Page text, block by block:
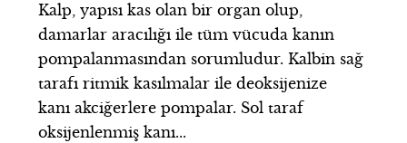
Kalp, yapısı kas olan bir organ olup,
damarlar aracılığı ile tüm vücuda kanın
pompalanmasından sorumludur. Kalbin sağ
tarafı ritmik kasılmalar ile deoksijenize
kanı akciğerlere pompalar. Sol taraf
oksijenlenmiş kanı...